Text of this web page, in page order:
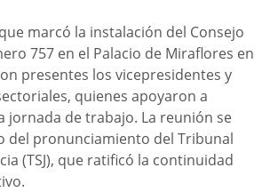
marcó la instalación del Consejo
757 en el Palacio de Miraflores en
presentes los vicepresidentes y
quienes apoyaron a
jornada de trabajo. La reunión se
del pronunciamiento del Tribunal
(TSJ), que ratificó la continuidad